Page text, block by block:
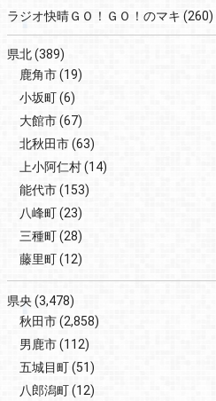
ラジオ快晴ＧＯ！ＧＯ！のマキ (260)
県北(389)
鹿角市(19)
小坂町(6)
大館市(67)
北秋田市(63)
上小阿仁村(14)
能代市(153)
八峰町(23)
三種町(28)
藤里町(12)
県央 (3,478)
秋田市(2,858)
男鹿市(112)
五城目町(51)
八郎潟町(12)